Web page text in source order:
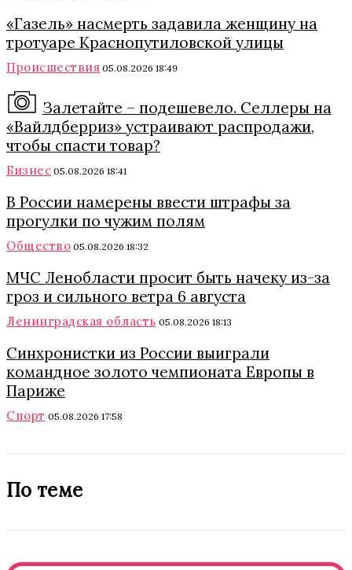
«Газель» насмерть задавила женщину на
тротуаре Краснопутиловской улицы
Происшествия 05.08.2026 18:49
Залетайте – подешевело. Селлеры на
«Вайлдберриз» устраивают распродажи,
чтобы спасти товар?
Бизнес 05.08.2026 18:41
В России намерены ввести штрафы за
прогулки по чужим полям
Общество 05.08.2026 18:32
МЧС Ленобласти просит быть начеку из-за
гроз и сильного ветра 6 августа
Ленинградская область 05.08.2026 18:13
Синхронистки из России выиграли
командное золото чемпионата Европы в
Париже
Спорт 05.08.2026 17:58
По теме